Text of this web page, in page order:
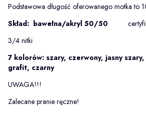
Podstawowa długość oferowanego motka to
Skład: bawełna/akryl 50/50
3/4 nitki
7 kolorów: szary, czerwony, jasny
grafit, czarny
UWAGA!!!
Zalecane pranie ręczne!